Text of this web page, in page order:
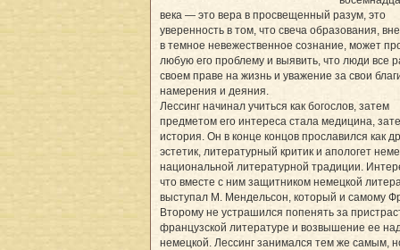
века — это вера в просвещенный разум, это
уверенность в том, что свеча образования,
в темное невежественное сознание, может
любую его проблему и выявить, что люди все
своем праве на жизнь и уважение за свои
намерения и деяния.
Лессинг начинал учиться как богослов, затем
предметом его интереса стала медицина,
история. Он в конце концов прославился как
эстетик, литературный критик и апологет
национальной литературной традиции.
что вместе с ним защитником немецкой
выступал М. Мендельсон, который и самому
Второму не устрашился попенять за
французской литературе и возвышение ее
немецкой. Лессинг занимался тем же самым,